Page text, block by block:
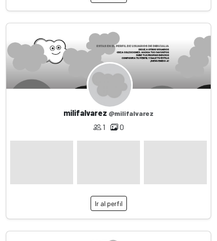
milifalvarez @milifalvarez
1 0
Ir al perfil